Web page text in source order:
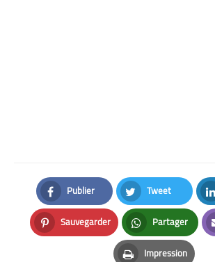
Publier
Facebook
Tweet
Twitter
Sauvegarder
Pinterest
Partager
Whatsapp
Impression